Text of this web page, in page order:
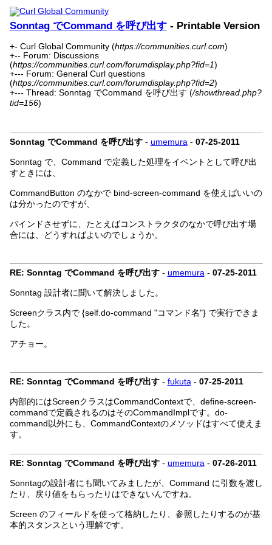
Sonntag でCommand を呼び出す- Printable Version
+- Curl Global Community (https://communities.curl.com)
+-- Forum: Discussions
(https://communities.curl.com/forumdisplay.php?fid=1)
+--- Forum: General Curl questions
(https://communities.curl.com/forumdisplay.php?fid=2)
+--- Thread: Sonntag でCommand を呼び出す (/showthread.php?
tid=156)
Sonntag でCommand を呼び出す- umemura- 07-25-2011
Sonntag で、Command で定義した処理をイベントとして呼び出
すときには、
CommandButton のなかで bind-screen-command を使えばいいの
は分かったのですが、
バインドさせずに、たとえばコンストラクタのなかで呼び出す場
合には、どうすればよいのでしょうか。
RE: Sonntag でCommand を呼び出す- umemura- 07-25-2011
Sonntag 設計者に聞いて解決しました。
Screenクラス内で {self.do-command "コマンド名"} で実行できま
した。
アチョー。
RE: Sonntag でCommand を呼び出す- fukuta- 07-25-2011
内部的にはScreenクラスはCommandContextで、define-screen-
commandで定義されるのはそのCommandImplです。do-
command以外にも、CommandContextのメソッドはすべて使えま
す。
RE: Sonntag でCommand を呼び出す- umemura- 07-26-2011
Sonntagの設計者にも聞いてみましたが、Command に引数を渡し
たり、戻り値をもらったりはできないんですね。
Screen のフィールドを使って格納したり、参照したりするのが基
本的スタンスという理解です。